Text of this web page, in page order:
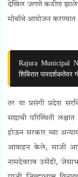
देखिल जगणे कठीण झालेले
मोर्चाचे आयोजन
Rajura Municipal
शिबिरात पारदर्शकतेवर
तरया प्रसंगी प्रदेश
सद्याची परिस्थिती
होऊन सरकार च्या
आवाहन केले, माजी
नामदेवराव उसेंडी,